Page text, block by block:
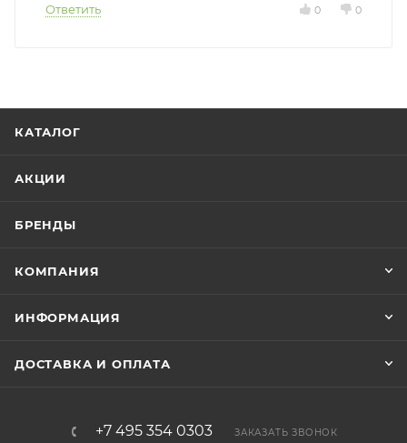
Ответить 0 0
КАТАЛОГ
АКЦИИ
БРЕНДЫ
КОМПАНИЯ
ИНФОРМАЦИЯ
ДОСТАВКА И ОПЛАТА
+7 495 354 0303 ЗАКАЗАТЬ ЗВОНОК